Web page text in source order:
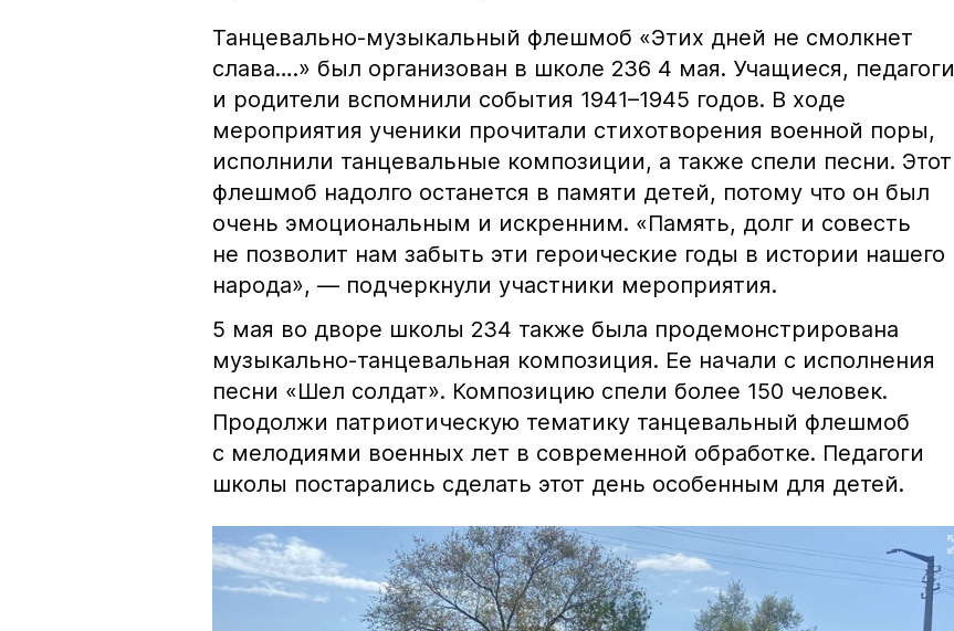
Танцевально-музыкальный флешмоб «Этих дней не смолкнет
слава….» был организован в школе 236 4 мая. Учащиеся, педагоги
и родители вспомнили события 1941–1945 годов. В ходе
мероприятия ученики прочитали стихотворения военной поры,
исполнили танцевальные композиции, а также спели песни. Этот
флешмоб надолго останется в памяти детей, потому что он был
очень эмоциональным и искренним. «Память, долг и совесть
не позволит нам забыть эти героические годы в истории нашего
народа», — подчеркнули участники мероприятия.
5 мая во дворе школы 234 также была продемонстрирована
музыкально-танцевальная композиция. Ее начали с исполнения
песни «Шел солдат». Композицию спели более 150 человек.
Продолжи патриотическую тематику танцевальный флешмоб
с мелодиями военных лет в современной обработке. Педагоги
школы постарались сделать этот день особенным для детей.